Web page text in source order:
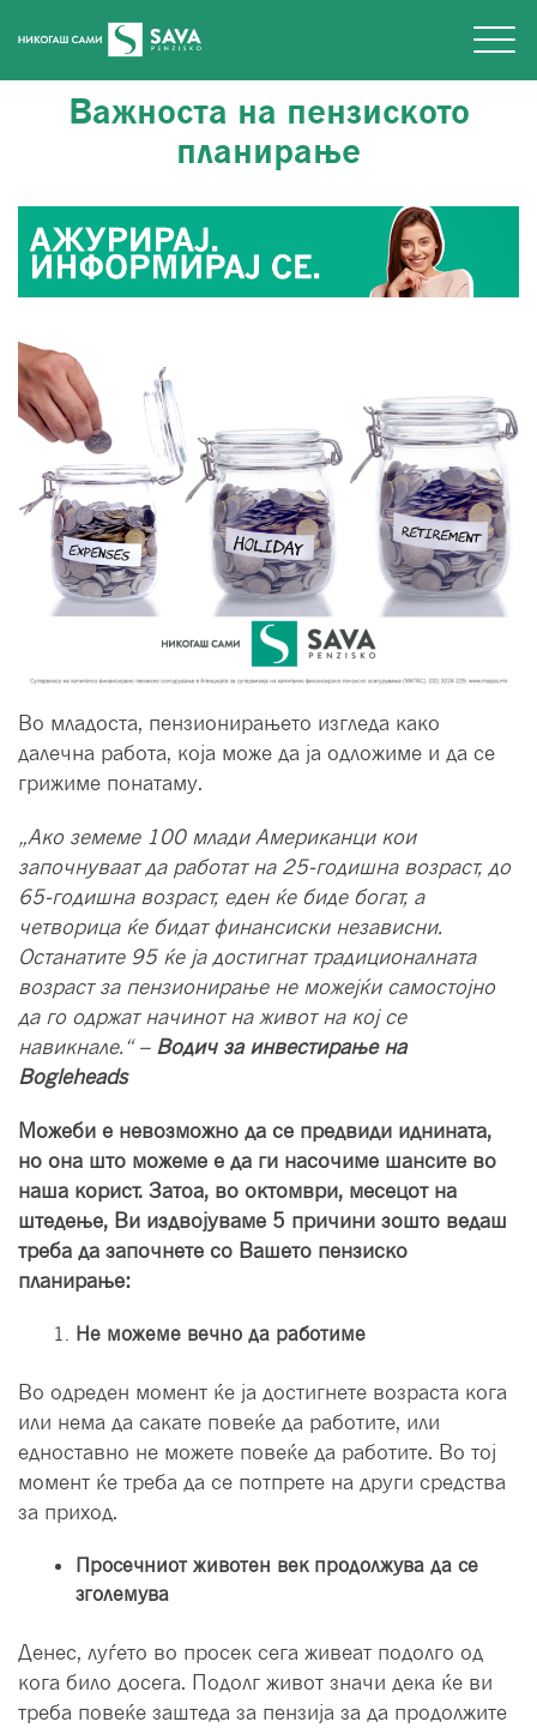
Важноста на пензиското
планирање
Во младостa, пензионирањето изгледа како
далечна работа, која може да ја одложиме и да се
грижиме понатаму.
„Ако земеме 100 млади Американци кои
започнуваат да работат на 25-годишна возраст, до
65-годишна возраст, еден ќе биде богат, а
четворица ќе бидат финансиски независни.
Останатите 95 ќе ја достигнат традиционалната
возраст за пензионирање не можејќи самостојно
да го одржат начинот на живот на кој се
навикнале.“ – Водич за инвестирање на
Bogleheads
Можеби е невозможно да се предвиди иднината,
но она што можеме е да ги насочиме шансите во
наша корист. Затоа, во октомври, месецот на
штедење, Ви издвојуваме 5 причини зошто ведаш
треба да започнете со Вашето пензиско
планирање:
Не можеме вечно да работиме
Во одреден момент ќе ја достигнете возраста кога
или нема да сакате повеќе да работите, или
едноставно не можете повеќе да работите. Во тој
момент ќе треба да се потпрете на други средства
за приход.
Просечниот животен век продолжува да се
зголемува
Денес, луѓето во просек сега живеат подолго од
кога било досега. Подолг живот значи дека ќе ви
треба повеќе заштеда за пензија за да продолжите